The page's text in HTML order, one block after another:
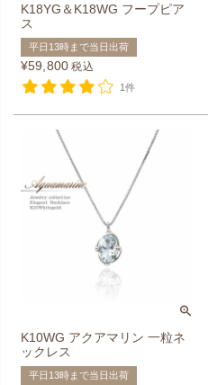
K18YG＆K18WG フープピア
ス
平日13時まで当日出荷
¥59,800 税込
1件
K10WG アクアマリン 一粒ネ
ックレス
平日13時まで当日出荷